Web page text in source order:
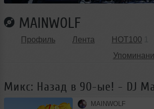
MAINWOLF
Профиль Лента HOT100
Микс: Назад в 90-ые! - DJ
MAINWOLF